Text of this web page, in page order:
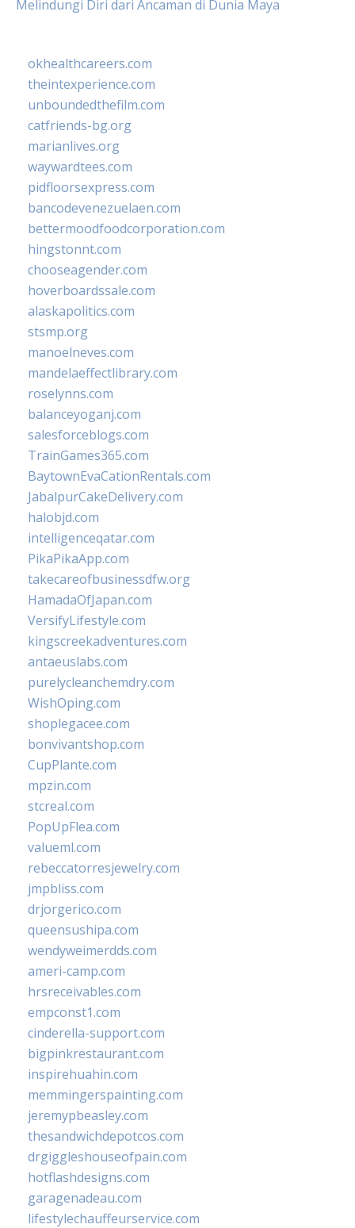
Melindungi Diri dari Ancaman di Dunia Maya
okhealthcareers.com
theintexperience.com
unboundedthefilm.com
catfriends-bg.org
marianlives.org
waywardtees.com
pidfloorsexpress.com
bancodevenezuelaen.com
bettermoodfoodcorporation.com
hingstonnt.com
chooseagender.com
hoverboardssale.com
alaskapolitics.com
stsmp.org
manoelneves.com
mandelaeffectlibrary.com
roselynns.com
balanceyoganj.com
salesforceblogs.com
TrainGames365.com
BaytownEvaCationRentals.com
JabalpurCakeDelivery.com
halobjd.com
intelligenceqatar.com
PikaPikaApp.com
takecareofbusinessdfw.org
HamadaOfJapan.com
VersifyLifestyle.com
kingscreekadventures.com
antaeuslabs.com
purelycleanchemdry.com
WishOping.com
shoplegacee.com
bonvivantshop.com
CupPlante.com
mpzin.com
stcreal.com
PopUpFlea.com
valueml.com
rebeccatorresjewelry.com
jmpbliss.com
drjorgerico.com
queensushipa.com
wendyweimerdds.com
ameri-camp.com
hrsreceivables.com
empconst1.com
cinderella-support.com
bigpinkrestaurant.com
inspirehuahin.com
memmingerspainting.com
jeremypbeasley.com
thesandwichdepotcos.com
drgiggleshouseofpain.com
hotflashdesigns.com
garagenadeau.com
lifestylechauffeurservice.com